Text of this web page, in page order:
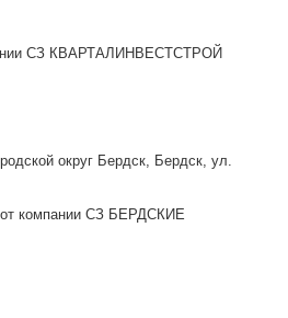
округ Бердск, Бердск, ул.